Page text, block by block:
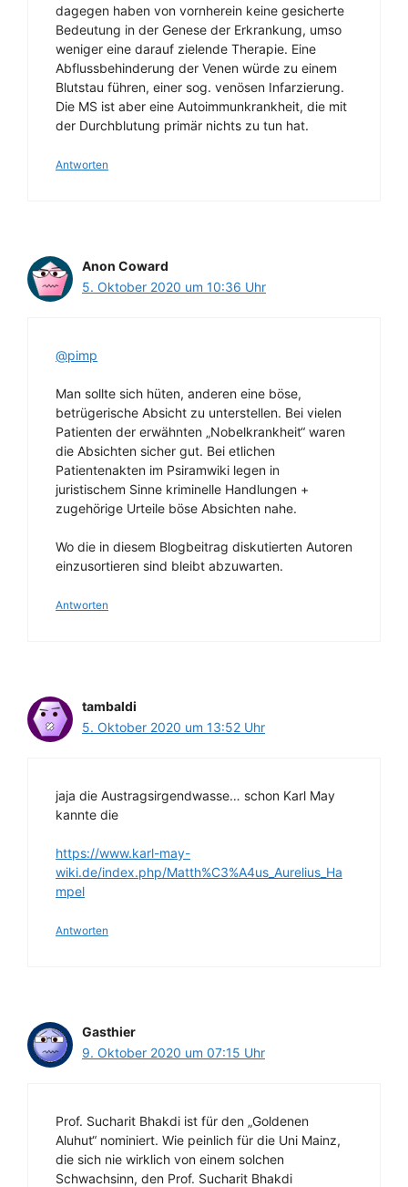
dagegen haben von vornherein keine gesicherte
Bedeutung in der Genese der Erkrankung, umso
weniger eine darauf zielende Therapie. Eine
Abflussbehinderung der Venen würde zu einem
Blutstau führen, einer sog. venösen Infarzierung.
Die MS ist aber eine Autoimmunkrankheit, die mit
der Durchblutung primär nichts zu tun hat.
Antworten
Anon Coward
5. Oktober 2020 um 10:36 Uhr
@pimp
Man sollte sich hüten, anderen eine böse,
betrügerische Absicht zu unterstellen. Bei vielen
Patienten der erwähnten „Nobelkrankheit“ waren
die Absichten sicher gut. Bei etlichen
Patientenakten im Psiramwiki legen in
juristischem Sinne kriminelle Handlungen +
zugehörige Urteile böse Absichten nahe.
Wo die in diesem Blogbeitrag diskutierten Autoren
einzusortieren sind bleibt abzuwarten.
Antworten
tambaldi
5. Oktober 2020 um 13:52 Uhr
jaja die Austragsirgendwasse… schon Karl May
kannte die
https://www.karl-may-
wiki.de/index.php/Matth%C3%A4us_Aurelius_Ha
mpel
Antworten
Gasthier
9. Oktober 2020 um 07:15 Uhr
Prof. Sucharit Bhakdi ist für den „Goldenen
Aluhut“ nominiert. Wie peinlich für die Uni Mainz,
die sich nie wirklich von einem solchen
Schwachsinn, den Prof. Sucharit Bhakdi